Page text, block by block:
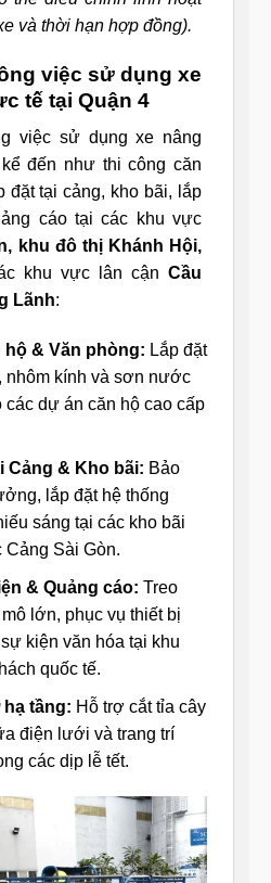
và thời hạn hợp đồng).
việc sử dụng xe
tế tại Quận 4
việc sử dụng xe nâng
đến như thi công căn
đặt tại cảng, kho bãi, lắp
cáo tại các khu vực
khu đô thị Khánh Hội,
khu vực lân cận Cầu
Lãnh:
hộ & Văn phòng: Lắp đặt
nhôm kính và sơn nước
các dự án căn hộ cao cấp
Cảng & Kho bãi: Bảo
lắp đặt hệ thống
sáng tại các kho bãi
Cảng Sài Gòn.
& Quảng cáo: Treo
lớn, phục vụ thiết bị
kiện văn hóa tại khu
quốc tế.
tầng: Hỗ trợ cắt tỉa cây
điện lưới và trang trí
các dịp lễ tết.